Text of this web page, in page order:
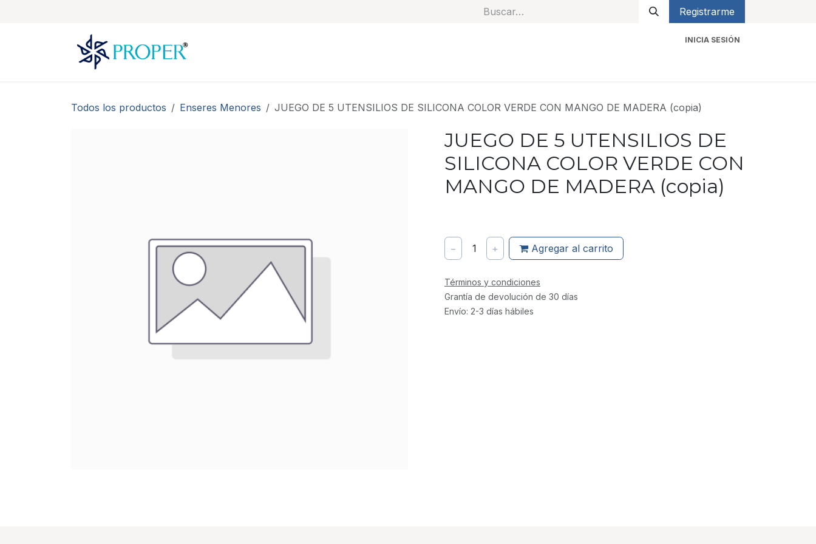
Registrarme
INICIA SESIÓN
Todos los productos Enseres Menores JUEGO DE 5 UTENSILIOS DE SILICONA COLOR VERDE CON MANGO DE MADERA (copia)
JUEGO DE 5 UTENSILIOS DE
SILICONA COLOR VERDE CON
MANGO DE MADERA (copia)
− 1 + Agregar al carrito
Términos y condiciones
Grantía de devolución de 30 días
Envío: 2-3 días hábiles